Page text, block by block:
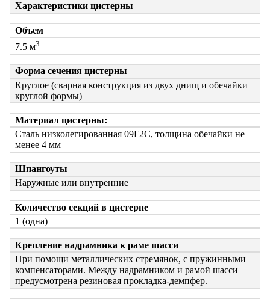
Характеристики цистерны
Объем
7.5 м3
Форма сечения цистерны
Круглое (сварная конструкция из двух днищ и обечайки
круглой формы)
Материал цистерны:
Сталь низколегированная 09Г2С, толщина обечайки не
менее 4 мм
Шпангоуты
Наружные или внутренние
Количество секций в цистерне
1 (одна)
Крепление надрамника к раме шасси
При помощи металлических стремянок, с пружинными
компенсаторами. Между надрамником и рамой шасси
предусмотрена резиновая прокладка-демпфер.